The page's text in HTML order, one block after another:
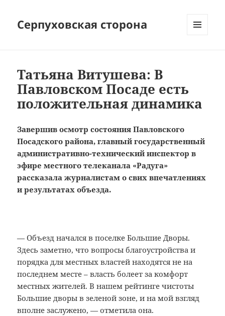
Серпуховская сторона
Татьяна Витушева: В
Павловском Посаде есть
положительная динамика
Завершив осмотр состояния Павловского
Посадского района, главный государственный
административно-технический инспектор в
эфире местного телеканала «Радуга»
рассказала журналистам о свих впечатлениях
и результатах объезда.
— Объезд начался в поселке Большие Дворы.
Здесь заметно, что вопросы благоустройства и
порядка для местных властей находятся не на
последнем месте – власть болеет за комфорт
местных жителей. В нашем рейтинге чистоты
Большие дворы в зеленой зоне, и на мой взгляд
вполне заслужено, — отметила она.